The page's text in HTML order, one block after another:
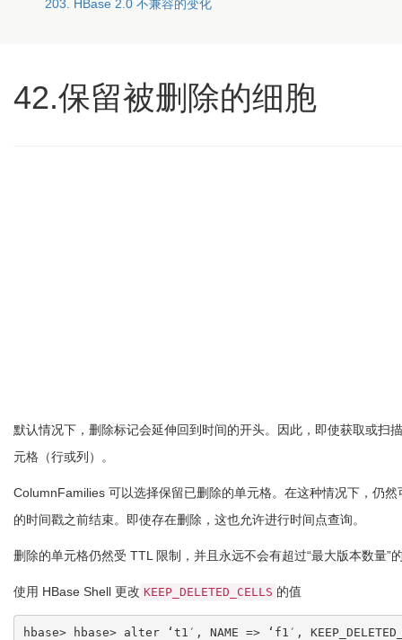
203. HBase 2.0 不兼容的变化
42.保留被删除的细胞
默认情况下，删除标记会延伸回到时间的开头。因此，即使获取或扫
元格（行或列）。
ColumnFamilies 可以选择保留已删除的单元格。在这种情况下，仍
的时间戳之前结束。即使存在删除，这也允许进行时间点查询。
删除的单元格仍然受 TTL 限制，并且永远不会有超过“最大版本数量
使用 HBase Shell 更改 KEEP_DELETED_CELLS 的值